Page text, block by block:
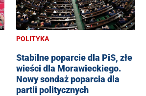
POLITYKA
Stabilne poparcie dla PiS, złe
wieści dla Morawieckiego.
Nowy sondaż poparcia dla
partii politycznych